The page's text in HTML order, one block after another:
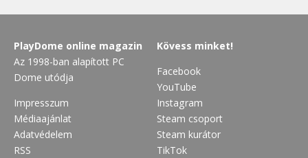
PlayDome online magazin
Az 1998-ban alapított PC
Dome utódja
Impresszum
Médiaajánlat
Adatvédelem
RSS
Kövess minket!
Facebook
YouTube
Instagram
Steam csoport
Steam kurátor
TikTok